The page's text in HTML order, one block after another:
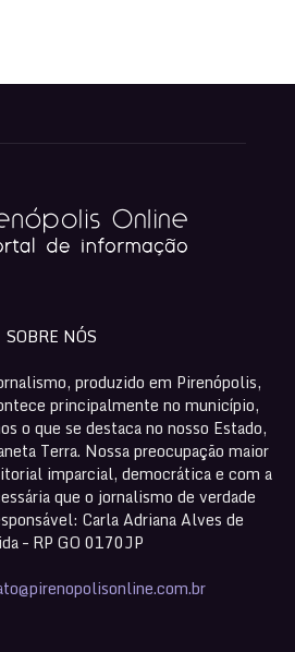
SOBRE NÓS
produzido em Pirenópolis,
principalmente no município,
o que se destaca no nosso Estado,
Terra. Nossa preocupação maior
imparcial, democrática e com a
que o jornalismo de verdade
Carla Adriana Alves de
– RP GO 0170JP